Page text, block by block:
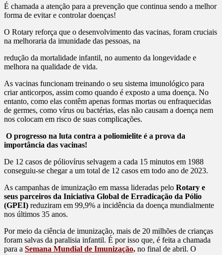
É chamada a atenção para a prevenção que continua sendo a melhor
forma de evitar e controlar doenças!
O Rotary reforça que o desenvolvimento das vacinas, foram cruciais
na melhoraria da imunidade das pessoas, na
redução da mortalidade infantil, no aumento da longevidade e
melhora na qualidade de vida.
As vacinas funcionam treinando o seu sistema imunológico para
criar anticorpos, assim como quando é exposto a uma doença. No
entanto, como elas contêm apenas formas mortas ou enfraquecidas
de germes, como vírus ou bactérias, elas não causam a doença nem
nos colocam em risco de suas complicações.
O progresso na luta contra a poliomielite é a prova da
importância das vacinas!
De 12 casos de póliovírus selvagem a cada 15 minutos em 1988
conseguiu-se chegar a um total de 12 casos em todo ano de 2023.
As campanhas de imunização em massa lideradas pelo Rotary e
seus parceiros da Iniciativa Global de Erradicação da Pólio
(GPEI) reduziram em 99,9% a incidência da doença mundialmente
nos últimos 35 anos.
Por meio da ciência de imunização, mais de 20 milhões de crianças
foram salvas da paralisia infantil. É por isso que, é feita a chamada
para a Semana Mundial de Imunização, no final de abril. O